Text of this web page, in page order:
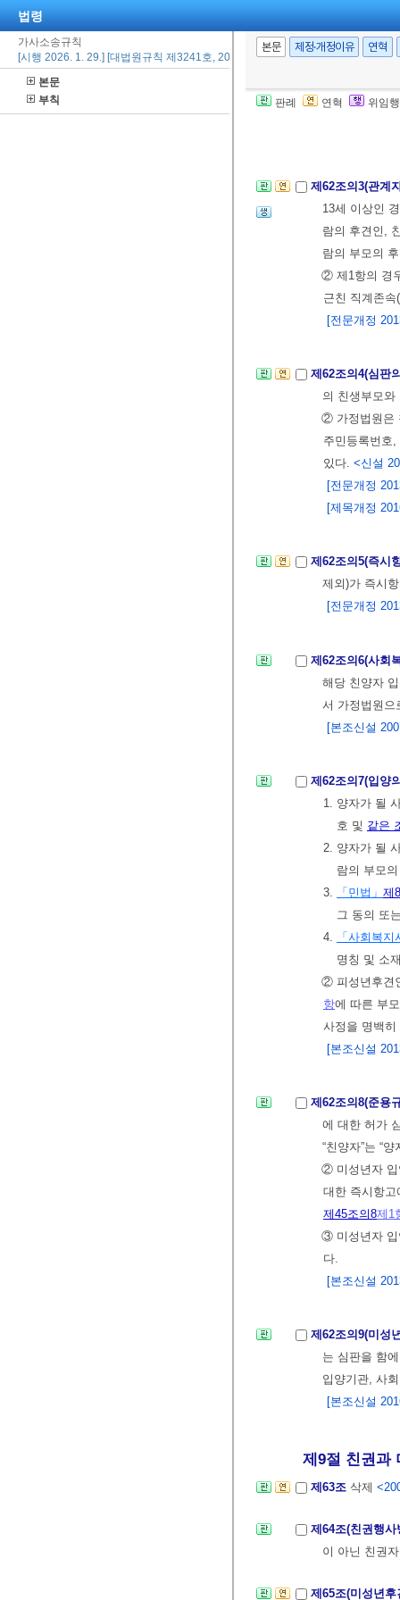
법령
가사소송규칙
[시행 2026. 1. 29.] [대법원규칙 제3241호, 2026. 1. 29., 일부개정]
본문
부칙
본문 제정·개정이유 연혁
판례 연혁 위임
입양승낙,
4.「사회복지
명칭 및 소
제62조의3(관계
13세 이상인
람의 후견인,
람의 부모의
② 제1항의 경
근친 직계존
[전문개정
제62조의4(심판
의 친생부모
② 가정법원은
주민등록번호
있다. <신설
[전문개정
[제목개정
제62조의5(즉시
제외)가 즉시
[전문개정
제62조의6(사회
해당 친양자
서 가정법원으
[본조신설
제62조의7(입양
1. 양자가 될
호 및 같은
2. 양자가 될
람의 부모
3.
「민법」 제
그 동의 또
4.
「사회복
명칭 및 소
② 피성년후견
항에 따른 부
사정을 명백
[본조신설
제62조의8(준용
에 대한 허가
“친양자”는 “
② 미성년자 입
대한 즉시항
제45조의8제1
③ 미성년자 입
다.
[본조신설
제62조의9(미성
는 심판을 함
입양기관, 사
[본조신설
제9절 친권과
제63조 삭제
제64조(친권행
이 아닌 친권
제65조(미성년